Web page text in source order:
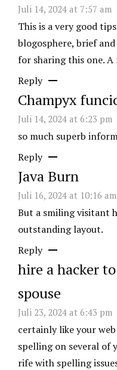
Juli 14, 2024 at 7:57 am
This is a very good
blogosphere, brief
for sharing this one.
Reply
Champyx
Juli 14, 2024 at 6:23 pm
so much superb
Reply
Java Burn
Juli 16, 2024 at 10:16 am
But a smiling visitant
outstanding layout.
Reply
hire a hacker
spouse
Juli 23, 2024 at 6:43 pm
certainly like your
spelling on several of
rife with spelling